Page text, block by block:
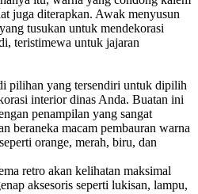
juga diterapkan. Awak menyusun
tusukan untuk mendekorasi
teristimewa untuk jajaran
pilihan yang tersendiri untuk dipilih
interior dinas Anda. Buatan ini
penampilan yang sangat
beraneka macam pembauran warna
orange, merah, biru, dan
retro akan kelihatan maksimal
aksesoris seperti lukisan, lampu,